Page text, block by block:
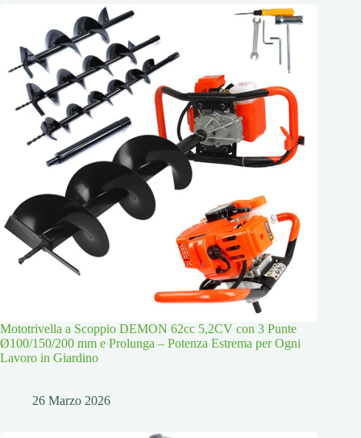
Mototrivella a Scoppio DEMON 62cc 5,2CV con 3 Punte
Ø100/150/200 mm e Prolunga – Potenza Estrema per Ogni
Lavoro in Giardino
26 Marzo 2026